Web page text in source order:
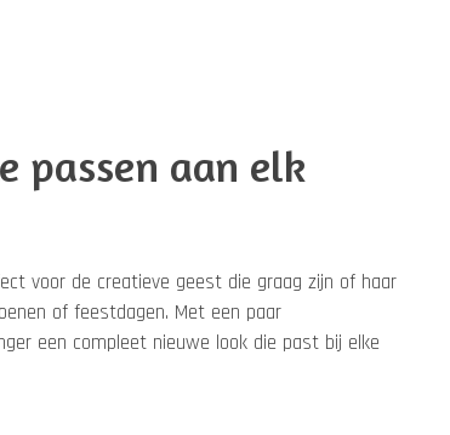
passen aan elk
voor de creatieve geest die graag zijn of haar
of feestdagen. Met een paar
een compleet nieuwe look die past bij elke